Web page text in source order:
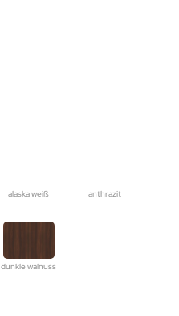
alaska weiß anthrazit
dunkle walnuss